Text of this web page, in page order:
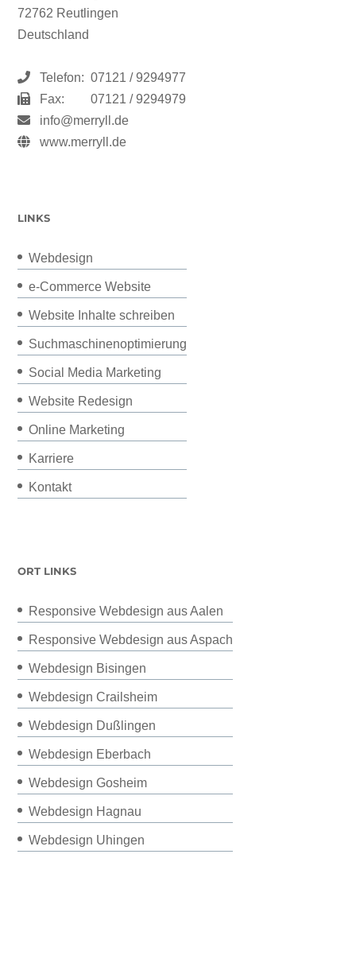
72762 Reutlingen
Deutschland
Telefon: 07121 / 9294977
Fax:
07121 / 9294979
info@merryll.de
www.merryll.de
LINKS
Webdesign
e-Commerce Website
Website Inhalte schreiben
Suchmaschinenoptimierung
Social Media Marketing
Website Redesign
Online Marketing
Karriere
Kontakt
ORT LINKS
Responsive Webdesign aus Aalen
Responsive Webdesign aus Aspach
Webdesign Bisingen
Webdesign Crailsheim
Webdesign Dußlingen
Webdesign Eberbach
Webdesign Gosheim
Webdesign Hagnau
Webdesign Uhingen